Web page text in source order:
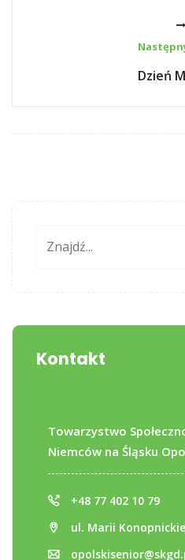
Dzień
Kontakt
Towarzystwo
Niemców na Śląsku
+48 77 402 10 79
ul. Marii